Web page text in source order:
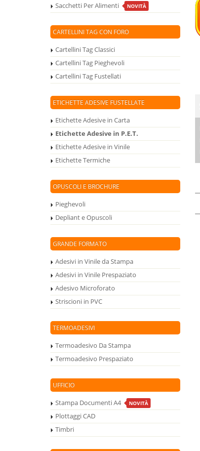
Sacchetti Per Alimenti NOVITÀ
CARTELLINI TAG CON FORO
Cartellini Tag Classici
Cartellini Tag Pieghevoli
Cartellini Tag Fustellati
ETICHETTE ADESIVE FUSTELLATE
Etichette Adesive in Carta
Etichette Adesive in P.E.T.
Etichette Adesive in Vinile
Etichette Termiche
OPUSCOLI E BROCHURE
Pieghevoli
Depliant e Opuscoli
GRANDE FORMATO
Adesivi in Vinile da Stampa
Adesivi in Vinile Prespaziato
Adesivo Microforato
Striscioni in PVC
TERMOADESIVI
Termoadesivo Da Stampa
Termoadesivo Prespaziato
UFFICIO
Stampa Documenti A4 NOVITÀ
Plottaggi CAD
Timbri